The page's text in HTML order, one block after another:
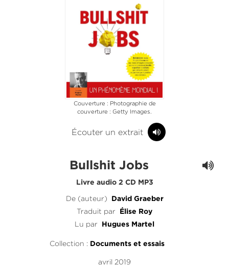
Couverture : Photographie de
couverture : Getty Images.
Écouter un extrait
Bullshit Jobs
Livre audio 2 CD MP3
De (auteur) David Graeber
Traduit par Élise Roy
Lu par Hugues Martel
Collection : Documents et essais
avril 2019